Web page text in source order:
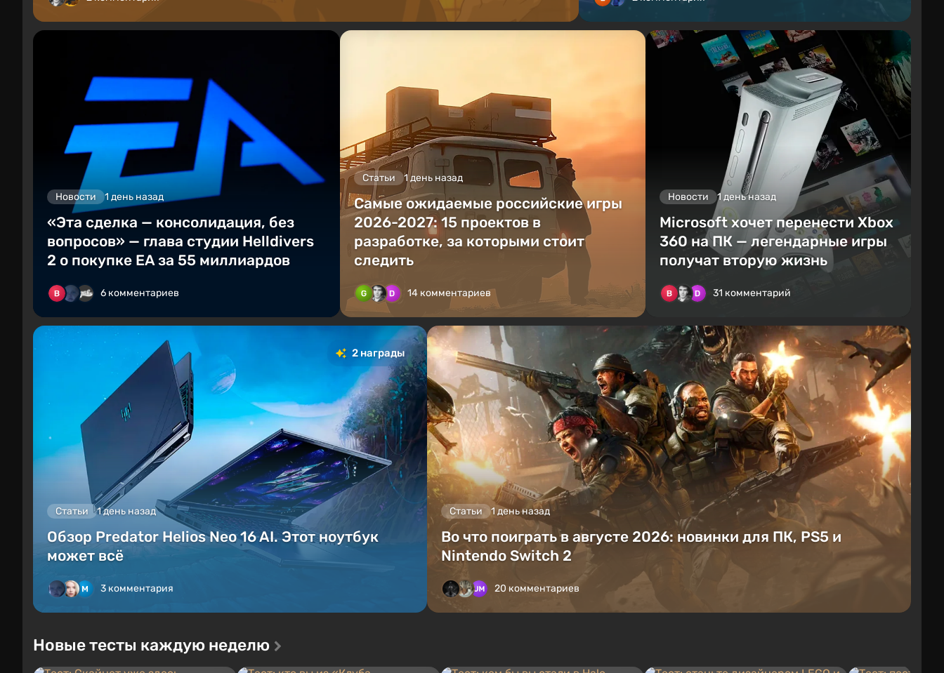
Новости 1 день назад
«Эта сделка — консолидация, без
вопросов» — глава студии Helldivers
2 о покупке EA за 55 миллиардов
6 комментариев
Статьи 1 день назад
Самые ожидаемые российские игры
2026-2027: 15 проектов в
разработке, за которыми стоит
следить
14 комментариев
Новости 1 день назад
Microsoft хочет перенести Xbox
360 на ПК — легендарные игры
получат вторую жизнь
31 комментарий
2 награды
Статьи 1 день назад
Обзор Predator Helios Neo 16 AI. Этот ноутбук
может всё
3 комментария
Статьи 1 день назад
Во что поиграть в августе 2026: новинки для ПК, PS5 и
Nintendo Switch 2
20 комментариев
Новые тесты каждую неделю